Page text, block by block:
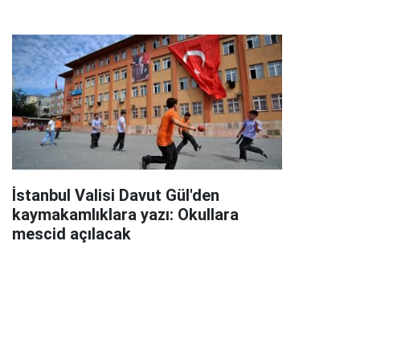
İstanbul Valisi Davut Gül'den
kaymakamlıklara yazı: Okullara
mescid açılacak